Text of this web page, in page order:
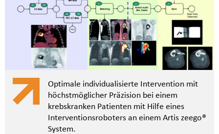
Optimale individualisierte Intervention mit
höchstmöglicher Präzision bei einem
krebskranken Patienten mit Hilfe eines
Interventionsroboters an einem Artis zeego®
System.